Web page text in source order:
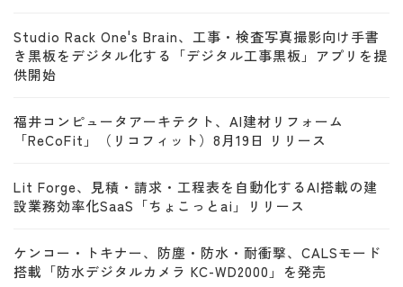
Studio Rack One's Brain、工事・検査写真撮影向け手書
き黒板をデジタル化する「デジタル工事黒板」アプリを提
供開始
福井コンピュータアーキテクト、AI建材リフォーム
「ReCoFit」（リコフィット）8月19日 リリース
Lit Forge、見積・請求・工程表を自動化するAI搭載の建
設業務効率化SaaS「ちょこっとai」リリース
ケンコー・トキナー、防塵・防水・耐衝撃、CALSモード
搭載「防水デジタルカメラ KC-WD2000」を発売